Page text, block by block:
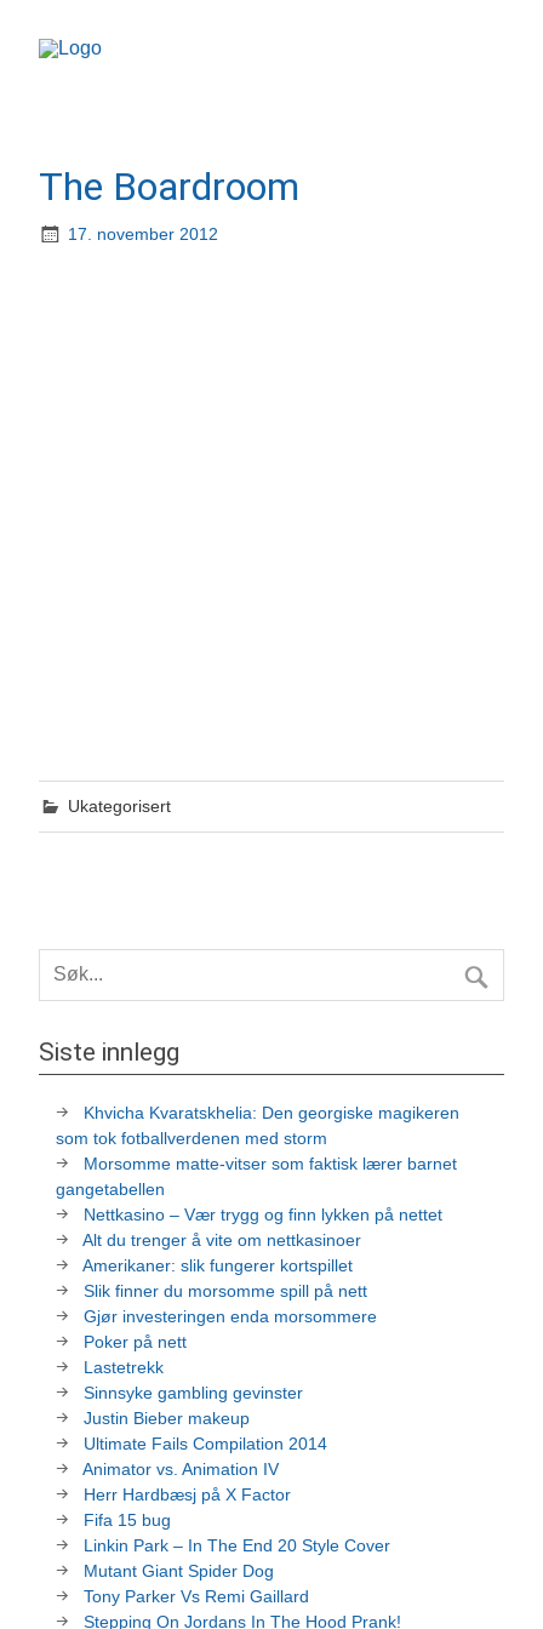
The Boardroom
17. november 2012
Ukategorisert
Siste innlegg
Khvicha Kvaratskhelia: Den georgiske magikeren
som tok fotballverdenen med storm
Morsomme matte-vitser som faktisk lærer barnet
gangetabellen
Nettkasino – Vær trygg og finn lykken på nettet
Alt du trenger å vite om nettkasinoer
Amerikaner: slik fungerer kortspillet
Slik finner du morsomme spill på nett
Gjør investeringen enda morsommere
Poker på nett
Lastetrekk
Sinnsyke gambling gevinster
Justin Bieber makeup
Ultimate Fails Compilation 2014
Animator vs. Animation IV
Herr Hardbæsj på X Factor
Fifa 15 bug
Linkin Park – In The End 20 Style Cover
Mutant Giant Spider Dog
Tony Parker Vs Remi Gaillard
Stepping On Jordans In The Hood Prank!